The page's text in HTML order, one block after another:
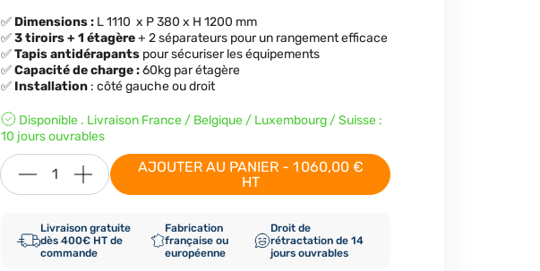
✅ Dimensions: L 1110 x P 380 x H 1200 mm
✅3 tiroirs + 1 étagère+ 2 séparateurs pour un rangement efficace
✅Tapis antidérapants pour sécuriser les équipements
✅Capacité de charge:60kg par étagère
✅ Installation : côté gauche ou droit
Disponible . Livraison France / Belgique / Luxembourg / Suisse :
10 jours ouvrables
AJOUTER AU PANIER - 1 060,00 €
HT
Livraison gratuite
dès 400€ HT de
commande
Fabrication
française ou
européenne
Droit de
rétractation de 14
jours ouvrables